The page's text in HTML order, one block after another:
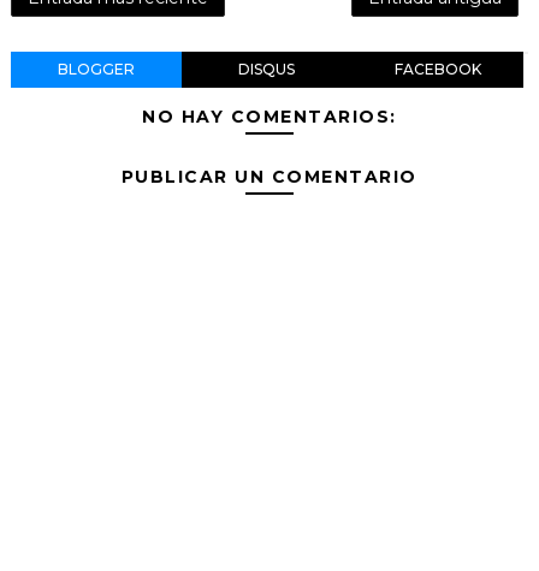
BLOGGER DISQUS FACEBOOK
NO HAY COMENTARIOS:
PUBLICAR UN COMENTARIO